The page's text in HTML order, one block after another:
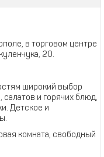
в торговом центре
20.
широкий выбор
и горячих блюд,
Детское и
комната, свободный